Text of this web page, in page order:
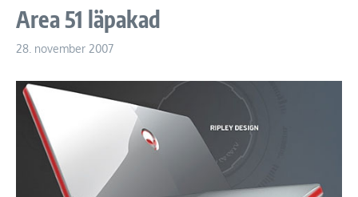
Area 51 läpakad
28. november 2007